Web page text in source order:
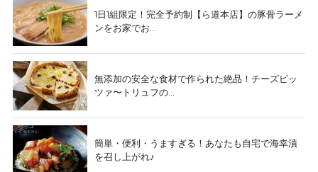
1日1組限定！完全予約制【ら道本店】の豚骨ラーメ
ンをお家でお...
無添加の安全な食材で作られた絶品！チーズピッ
ツァ〜トリュフの...
簡単・便利・うますぎる！あなたも自宅で海幸漬
を召し上がれ♪